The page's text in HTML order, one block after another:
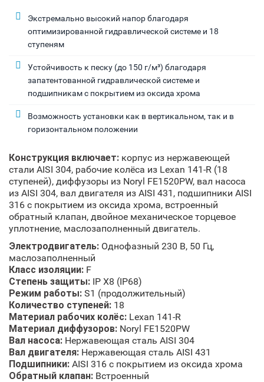
Экстремально высокий напор благодаря
оптимизированной гидравлической системе и 18
ступеням
Устойчивость к песку (до 150 г/м³) благодаря
запатентованной гидравлической системе и
подшипникам с покрытием из оксида хрома
Возможность установки как в вертикальном, так и в
горизонтальном положении
Конструкция включает: корпус из нержавеющей
стали AISI 304, рабочие колёса из Lexan 141-R (18
ступеней), диффузоры из Noryl FE1520PW, вал насоса
из AISI 304, вал двигателя из AISI 431, подшипники AISI
316 с покрытием из оксида хрома, встроенный
обратный клапан, двойное механическое торцевое
уплотнение, маслозаполненный двигатель.
Электродвигатель: Однофазный 230 В, 50 Гц,
маслозаполненный
Класс изоляции: F
Степень защиты: IP X8 (IP68)
Режим работы: S1 (продолжительный)
Количество ступеней: 18
Материал рабочих колёс: Lexan 141-R
Материал диффузоров: Noryl FE1520PW
Вал насоса: Нержавеющая сталь AISI 304
Вал двигателя: Нержавеющая сталь AISI 431
Подшипники: AISI 316 с покрытием из оксида хрома
Обратный клапан: Встроенный